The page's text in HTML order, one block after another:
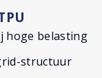
hoge belasting
structuur